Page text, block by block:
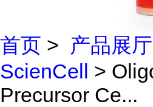
首页 > 产品展厅
ScienCell >
Precursor Ce...